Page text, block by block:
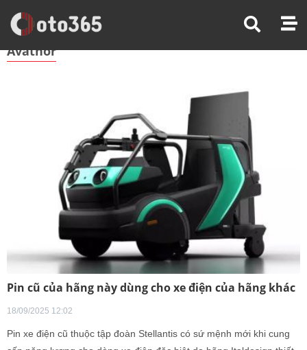
Trang Chủ Avathor
Avathor
Pin cũ của hãng này dùng cho xe điện của hãng khác
18/09/2025 12:02
Pin xe điện cũ thuộc tập đoàn Stellantis có sứ mệnh mới khi cung